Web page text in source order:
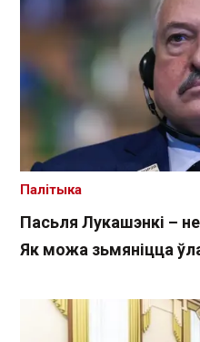
Пасьля Лукашэнкі –
Як можа зьмяніцца
Палітыка